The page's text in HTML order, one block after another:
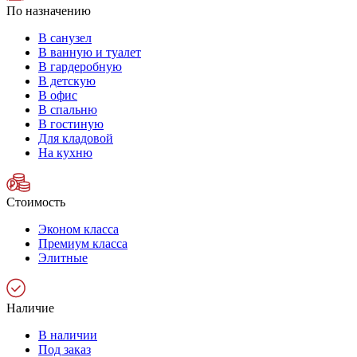
По назначению
В санузел
В ванную и туалет
В гардеробную
В детскую
В офис
В спальню
В гостиную
Для кладовой
На кухню
Стоимость
Эконом класса
Премиум класса
Элитные
Наличие
В наличии
Под заказ